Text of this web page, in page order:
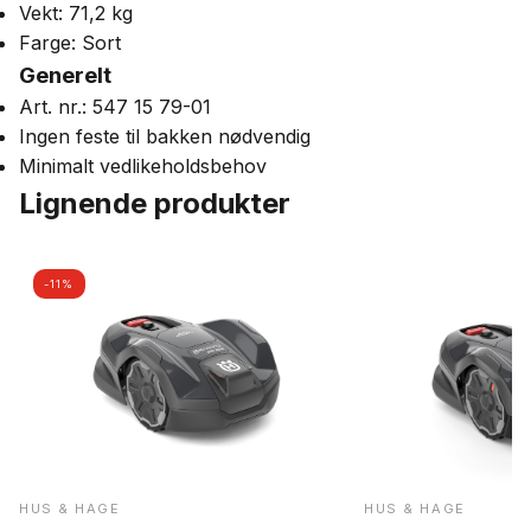
Vekt: 71,2 kg
Farge: Sort
Generelt
Art. nr.: 547 15 79-01
Ingen feste til bakken nødvendig
Minimalt vedlikeholdsbehov
Lignende produkter
-11%
HUS & HAGE HUS & HAGE